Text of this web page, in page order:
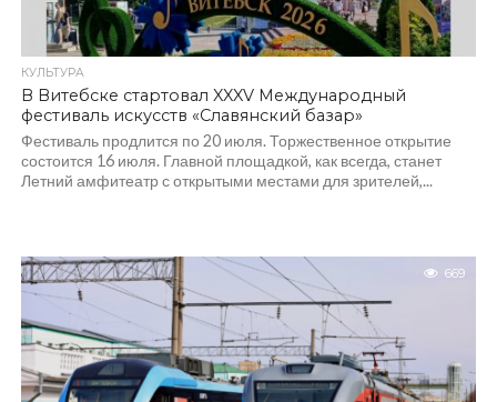
КУЛЬТУРА
В Витебске стартовал XXXV Международный
фестиваль искусств «Славянский базар»
Фестиваль продлится по 20 июля. Торжественное открытие
состоится 16 июля. Главной площадкой, как всегда, станет
Летний амфитеатр с открытыми местами для зрителей,...
669